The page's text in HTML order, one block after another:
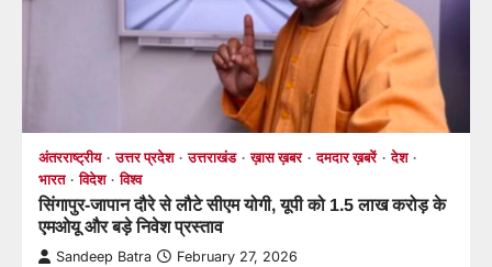
अंतरराष्ट्रीय उत्तर प्रदेश उत्तराखंड ख़ास ख़बर दमदार ख़बरें
देश
भारत
विदेश विश्व
सिंगापुर-जापान दौरे से लौटे सीएम योगी, यूपी को 1.5 लाख करोड़ के
एमओयू और बड़े निवेश प्रस्ताव
Sandeep Batra February 27, 2026